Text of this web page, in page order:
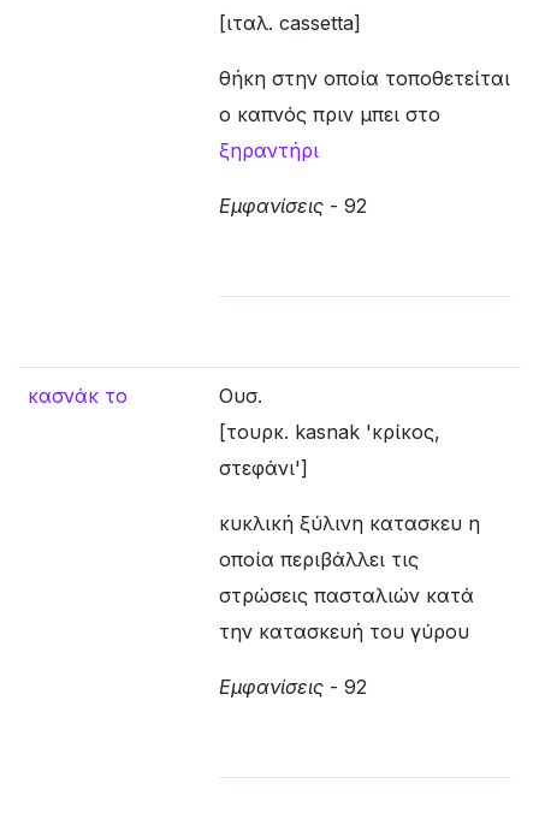
[ιταλ. cassetta]
θήκη στην οποία τοποθετείται
ο καπνός πριν μπει στο
ξηραντήρι
Εμφανίσεις - 92
κασνάκ το
Ουσ.
[τουρκ. kasnak 'κρίκος,
στεφάνι']
κυκλική ξύλινη κατασκευ η
οποία περιβάλλει τις
στρώσεις πασταλιών κατά
την κατασκευή του γύρου
Εμφανίσεις - 92